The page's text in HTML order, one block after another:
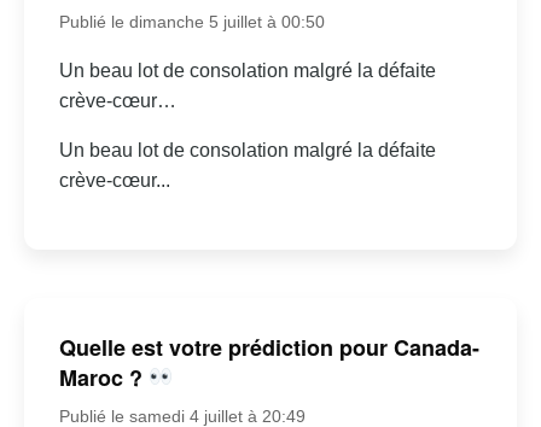
Publié le dimanche 5 juillet à 00:50
Un beau lot de consolation malgré la défaite
crève-cœur…
Un beau lot de consolation malgré la défaite
crève-cœur...
Quelle est votre prédiction pour Canada-
Maroc ?
Publié le samedi 4 juillet à 20:49